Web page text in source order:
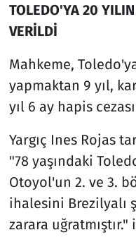
TOLEDO'YA 20
VERİLDİ
Mahkeme,
yapmaktan 9 yıl,
yıl 6 ay hapis
Yargıç Ines Rojas
"78 yaşındaki
Otoyol'un 2. ve 3.
ihalesini Brezilyalı
zarara